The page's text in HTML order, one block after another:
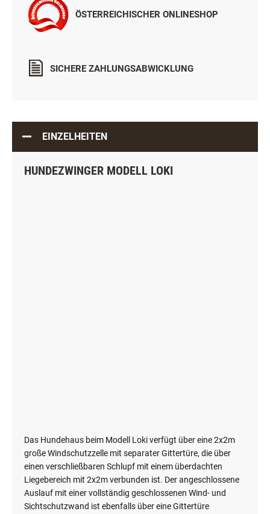
ÖSTERREICHISCHER ONLINESHOP
SICHERE ZAHLUNGSABWICKLUNG
EINZELHEITEN
HUNDEZWINGER MODELL LOKI
Das Hundehaus beim Modell Loki verfügt über eine 2x2m
große Windschutzzelle mit separater Gittertüre, die über
einen verschließbaren Schlupf mit einem überdachten
Liegebereich mit 2x2m verbunden ist. Der angeschlossene
Auslauf mit einer vollständig geschlossenen Wind- und
Sichtschutzwand ist ebenfalls über eine Gittertüre